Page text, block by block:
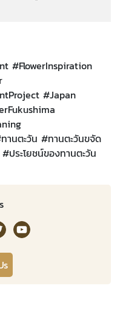
#FlowerInspiration
#Japan
ทานตะวัน #ทานตะวันขจัด
#ประโยชน์ของทานตะวัน
FacebookInstagram
Twitter
Rakdok Channel